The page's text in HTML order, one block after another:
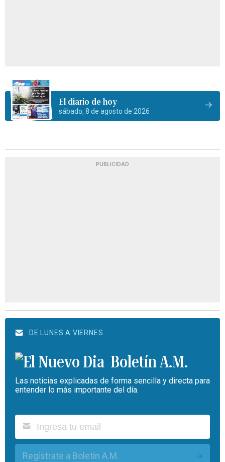
El diario de hoy
sábado, 8 de agosto de 2026
PUBLICIDAD
DE LUNES A VIERNES
Boletín A.M.
Las noticias explicadas de forma sencilla y directa para
entender lo más importante del día.
Regístrate a Boletín A.M.